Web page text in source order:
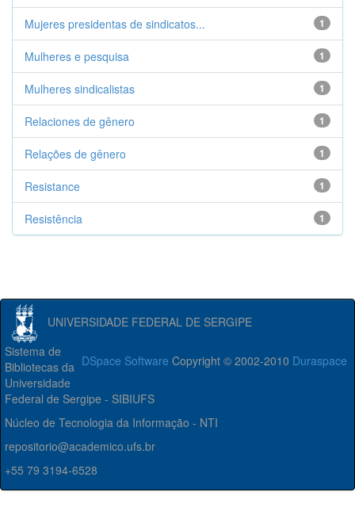
1
Mujeres presidentas de sindicatos...
1
Mulheres e pesquisa
1
Mulheres sindicalistas
1
Relaciones de gênero
1
Relações de gênero
1
Resistance
1
Resistência
UNIVERSIDADE FEDERAL DE SERGIPE
DSpace Software Copyright © 2002-2010 Duraspace
Sistema de
Bibliotecas da
Universidade
Federal de Sergipe - SIBIUFS
Núcleo de Tecnologia da Informação - NTI
repositorio@academico.ufs.br
+55 79 3194-6528